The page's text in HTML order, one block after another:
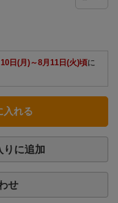
日(月)～8月11日(火)頃に
入れる
りに追加
せ